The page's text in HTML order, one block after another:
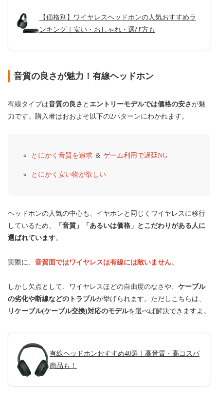
【価格別】ワイヤレスヘッドホンの人気おすすめラ
ンキング｜安い・おしゃれ・選び方も
音質の良さが魅力！有線ヘッドホン
有線タイプは音質の良さ と エントリーモデルでは価格の安さが魅
力です。購入者はおおよそ以下の2パターンにわかれます。
とにかく音質を追求 ＆ ゲーム利用で遅延NG
とにかく安い物が欲しい
ヘッドホンの人気の中心も、イヤホンと同じくワイヤレスに移行
しているため、
「音質」「あるいは価格」とこだわりがある人に
選ばれています。
実際に、 音質面ではワイヤレスは有線には敵いません。
しかし欠点として、ワイヤレスほどの自由度のなさや、 ケーブル
の劣化や断線などのトラブルが挙げられます。ただしこちらは、
リケーブル(ケーブル交換)対応のモデルを選べば解決できますよ。
有線ヘッドホンおすすめ40選｜高音質・高コスパ
商品も！